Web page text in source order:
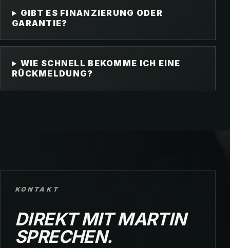
GIBT ES FINANZIERUNG ODER
GARANTIE?
WIE SCHNELL BEKOMME ICH EINE
RÜCKMELDUNG?
KONTAKT
DIREKT MIT MARTIN
SPRECHEN.